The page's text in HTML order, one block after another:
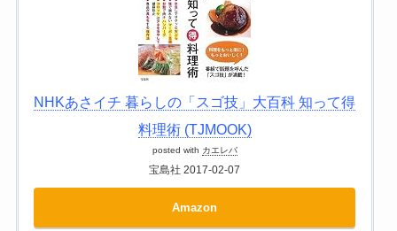
NHKあさイチ 暮らしの「スゴ技」大百科 知って得
料理術 (TJMOOK)
posted with カエレバ
宝島社 2017-02-07
Amazon